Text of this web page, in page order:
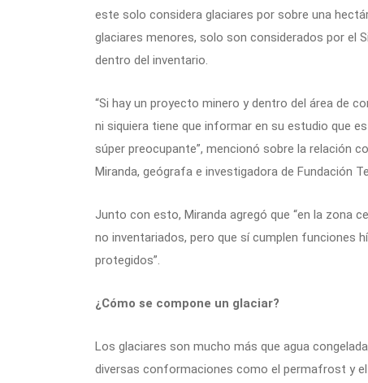
este solo considera glaciares por sobre una
glaciares menores, solo son considerados por el
dentro del inventario.
“Si hay un proyecto minero y dentro del área de
ni siquiera tiene que informar en su estudio que
súper preocupante”, mencionó sobre la relación
Miranda, geógrafa e investigadora de Fundación
Junto con esto, Miranda agregó que “en la zona
no inventariados, pero que sí cumplen funciones
protegidos”.
¿Cómo se compone un glaciar?
Los glaciares son mucho más que agua
diversas conformaciones como el permafrost y el